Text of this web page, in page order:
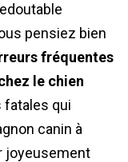
pensiez bien
fréquentes
le chien
fatales qui
canin à
joyeusement